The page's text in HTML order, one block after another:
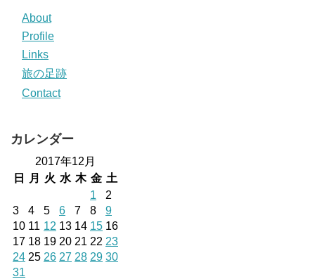
About
Profile
Links
旅の足跡
Contact
カレンダー
2017年12月
日
月 火 水 木 金 土
1
2
3
4 5 6 7 8
9
10 11 12 13 14 15 16
17 18 19 20 21 22 23
24 25 26 27 28 29 30
31